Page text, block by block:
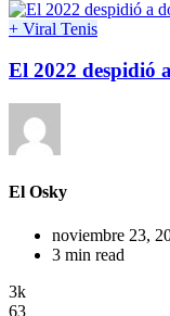
+ Viral Tenis
El 2022 despidió
El Osky
noviembre 23,
3 min read
3k
63